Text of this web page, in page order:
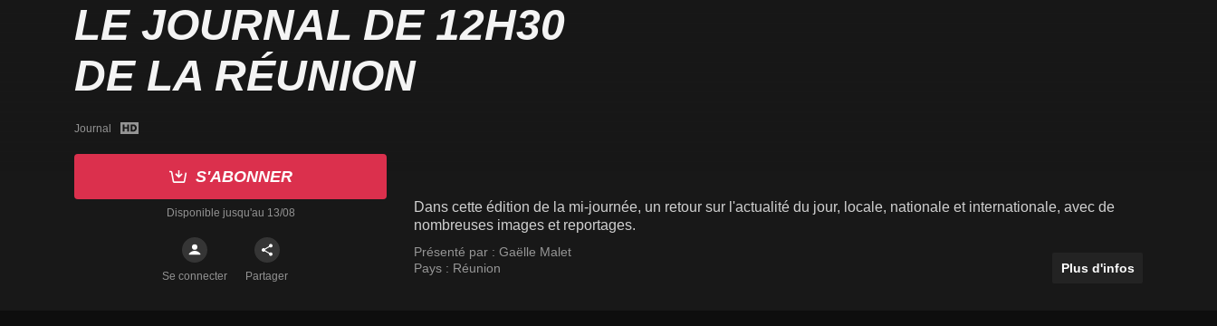
LE JOURNAL DE 12H30
DE LA RÉUNION
Journal
S'ABONNER
Disponible jusqu'au 13/08
Se connecter Partager
Dans cette édition de la mi-journée, un retour sur l'actualité du jour, locale, nationale et internationale, avec de
nombreuses images et reportages.
Présenté par : Gaëlle Malet
Pays : Réunion Plus d'infos